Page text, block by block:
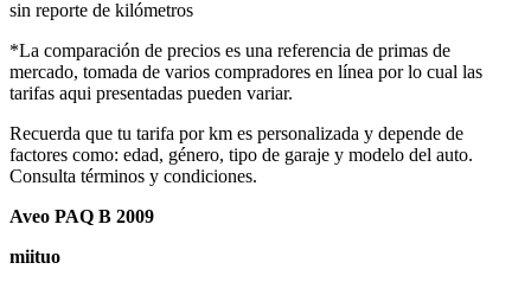
sin reporte de kilómetros
*La comparación de precios es una referencia de primas de
mercado, tomada de varios compradores en línea por lo cual las
tarifas aqui presentadas pueden variar.
Recuerda que tu tarifa por km es personalizada y depende de
factores como: edad, género, tipo de garaje y modelo del auto.
Consulta términos y condiciones.
Aveo PAQ B 2009
miituo